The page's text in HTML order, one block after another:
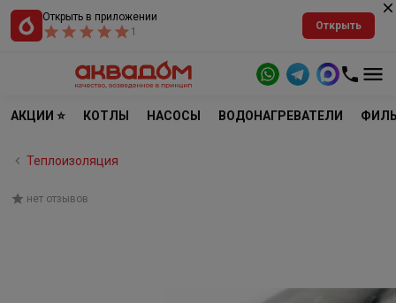
Открыть в приложении
1
Открыть
АКЦИИ ⭐ КОТЛЫ НАСОСЫ ВОДОНАГРЕВАТЕЛИ
Теплоизоляция
нет отзывов